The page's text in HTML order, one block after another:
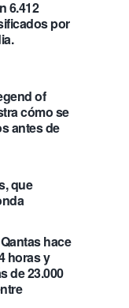
6.412
por
of
cómo se
antes de
que
hace
horas y
de 23.000